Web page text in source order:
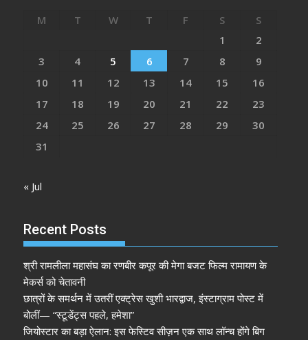
M T W T F S
S
1
2
3
4 5 6 7 8
9
10
11 12 13 14 15
16
17
18 19 20 21 22
23
24
25 26 27 28 29
30
31
« Jul
Recent Posts
श्री रामलीला महासंघ का रणबीर कपूर की मेगा बजट फिल्म रामायण के
मेकर्स को चेतावनी
छात्रों के समर्थन में उतरीं एक्ट्रेस खुशी भारद्वाज, इंस्टाग्राम पोस्ट में
बोलीं— “स्टूडेंट्स पहले, हमेशा”
जियोस्टार का बड़ा ऐलान: इस फेस्टिव सीज़न एक साथ लॉन्च होंगे बिग